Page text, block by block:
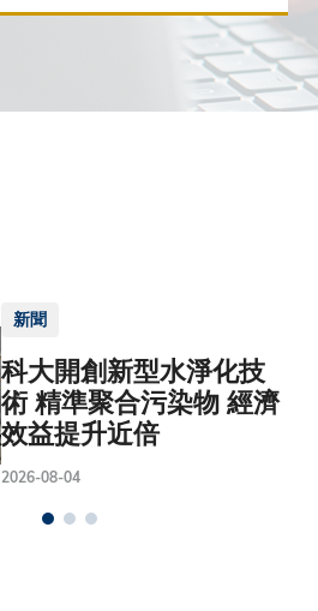
新聞
科大開創新型水淨化技
術 精準聚合污染物 經濟
效益提升近倍
2026-08-04